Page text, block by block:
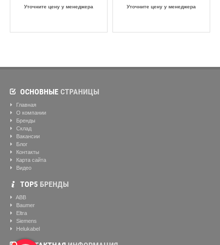
Уточните цену у менеджера Уточните цену у менеджера
ОСНОВНЫЕ СТРАНИЦЫ
Главная
О компании
Бренды
Склад
Вакансии
Блог
Контакты
Карта сайта
Видео
ТОР5 БРЕНДЫ
ABB
Baumer
Eltra
Siemens
Helukabel